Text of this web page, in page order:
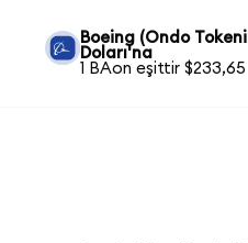
Boeing (Ondo
Doları'na
1 BAon eşittir $233,65